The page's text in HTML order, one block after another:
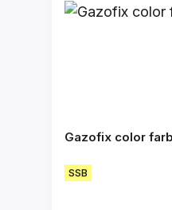
Gazofix color
SSB